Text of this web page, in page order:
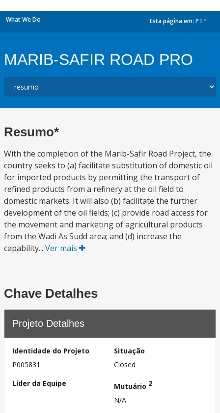
What We Do Esta página em: PT
MARIB-SAFIR ROAD PRO
Resumo*
With the completion of the Marib-Safir Road Project, the
country seeks to (a) facilitate substitution of domestic oil
for imported products by permitting the transport of
refined products from a refinery at the oil field to
domestic markets. It will also (b) facilitate the further
development of the oil fields; (c) provide road access for
the movement and marketing of agricultural products
from the Wadi As Sudd area; and (d) increase the
capability... Ver mais
Chave Detalhes
Projeto Detalhes
Identidade do Projeto
P005831
Situação
Closed
Líder da Equipe
Mutuário 2
N/A